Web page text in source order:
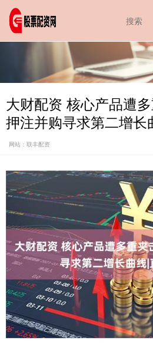
大财配资 核心产品遭
押注并购寻求第二增长
网站：联丰配资